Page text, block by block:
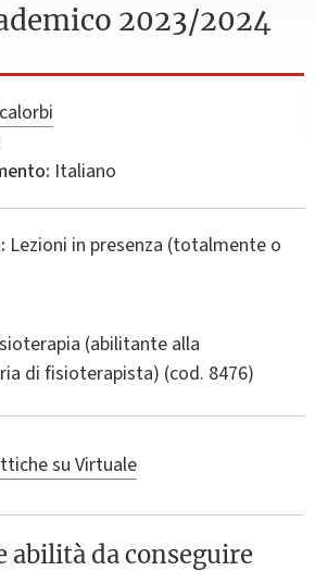
2023/2024
Italiano
Lezioni in presenza (totalmente o
(abilitante alla
di fisioterapista) (cod. 8476)
su Virtuale
abilità da conseguire